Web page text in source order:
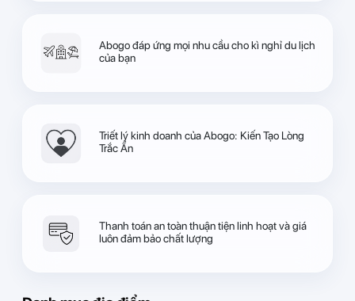
Abogo đáp ứng mọi nhu cầu cho kì nghỉ du lịch
của bạn
Triết lý kinh doanh của Abogo: Kiến Tạo Lòng
Trắc Ẩn
Thanh toán an toàn thuận tiện linh hoạt và giá
luôn đảm bảo chất lượng